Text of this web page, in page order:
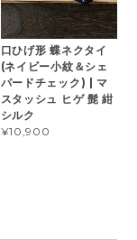
口ひげ形 蝶ネクタイ
(ネイビー小紋＆シェ
パードチェック) | マ
スタッシュ ヒゲ 髭 紺
シルク
¥10,900